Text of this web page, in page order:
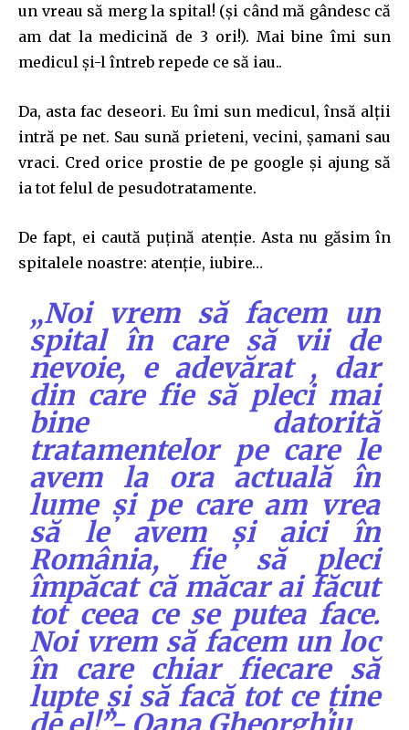
un vreau să merg la spital! (și când mă gândesc că
am dat la medicină de 3 ori!). Mai bine îmi sun
medicul și-l întreb repede ce să iau..
Da, asta fac deseori. Eu îmi sun medicul, însă alții
intră pe net. Sau sună prieteni, vecini, șamani sau
vraci. Cred orice prostie de pe google și ajung să
ia tot felul de pesudotratamente.
De fapt, ei caută puțină atenție. Asta nu găsim în
spitalele noastre: atenție, iubire…
„Noi vrem să facem un
spital în care să vii de
nevoie, e adevărat , dar
din care fie să pleci mai
bine datorită
tratamentelor pe care le
avem la ora actuală în
lume și pe care am vrea
să le avem și aici în
România, fie să pleci
împăcat că măcar ai făcut
tot ceea ce se putea face.
Noi vrem să facem un loc
în care chiar fiecare să
lupte și să facă tot ce ține